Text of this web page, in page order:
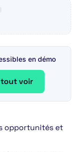
en démo
tout voir
opportunités et